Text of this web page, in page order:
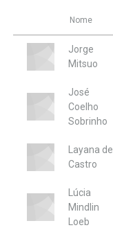
Nome
Jorge
Mitsuo
José
Coelho
Sobrinho
Layana de
Castro
Lúcia
Mindlin
Loeb